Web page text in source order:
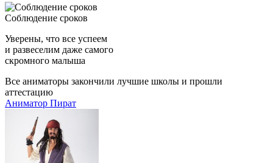
Соблюдение сроков
Уверены, что все успеем
и развеселим даже самого
скромного малыша
Все аниматоры закончили лучшие школы и прошли
аттестацию
Аниматор Пират